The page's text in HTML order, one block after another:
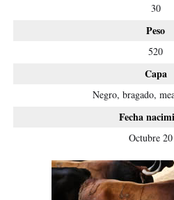
30
Peso
520
Capa
Negro, bragado,
Fecha
Octubre